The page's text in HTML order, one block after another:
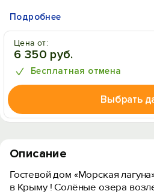
Подробнее
Цена от:
6 350 руб.
Бесплатная отмена
Выбрать
Описание
Гостевой дом «Морская
в Крыму ! Солёные озера